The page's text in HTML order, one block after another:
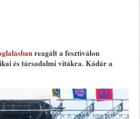
reagált a fesztiválon
és társadalmi vitákra. Kádár a